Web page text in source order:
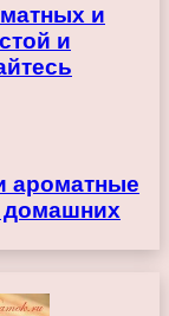
и
и
ароматные
домашних